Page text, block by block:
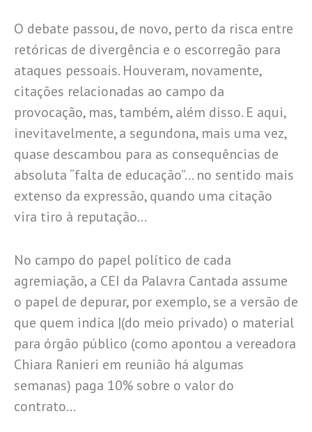
O debate passou, de novo, perto da risca entre
retóricas de divergência e o escorregão para
ataques pessoais. Houveram, novamente,
citações relacionadas ao campo da
provocação, mas, também, além disso. E aqui,
inevitavelmente, a segundona, mais uma vez,
quase descambou para as consequências de
absoluta “falta de educação”… no sentido mais
extenso da expressão, quando uma citação
vira tiro à reputação…
No campo do papel político de cada
agremiação, a CEI da Palavra Cantada assume
o papel de depurar, por exemplo, se a versão de
que quem indica |(do meio privado) o material
para órgão público (como apontou a vereadora
Chiara Ranieri em reunião há algumas
semanas) paga 10% sobre o valor do
contrato…